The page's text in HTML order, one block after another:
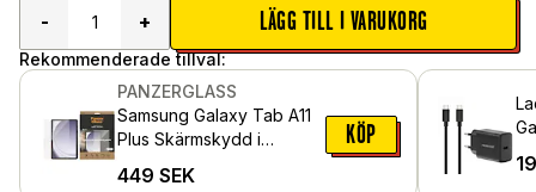
-
+ LÄGG TILL I VARUKORG
Rekommenderade tillval:
PANZERGLASS
Samsung Galaxy Tab A11
Plus Skärmskydd i
Ultra Wide Fit
449 SEK
KÖP